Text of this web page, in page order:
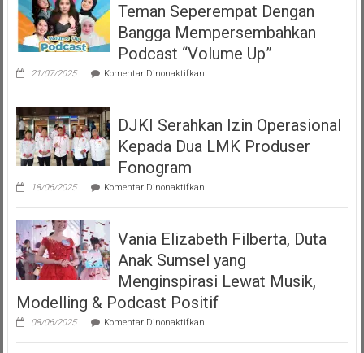
Teman Seperempat Dengan
Bangga Mempersembahkan
Podcast “Volume Up”
21/07/2025 Komentar Dinonaktifkanpada
Seperempat
Bangga
Mempersembahkan
Podcast
DJKI Serahkan Izin Operasional
Kepada Dua LMK Produser
Fonogram
18/06/2025 Komentar Dinonaktifkanpada
Serahkan
Operasional
Kepada
Dua
LMK
Produser
Fonogram
Vania Elizabeth Filberta, Duta
Anak Sumsel yang
Menginspirasi Lewat Musik,
Modelling & Podcast Positif
08/06/2025 Komentar Dinonaktifkanpada
Elizabeth